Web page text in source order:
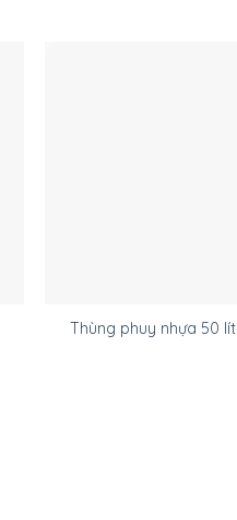
Thùng phuy nhựa 50 lít